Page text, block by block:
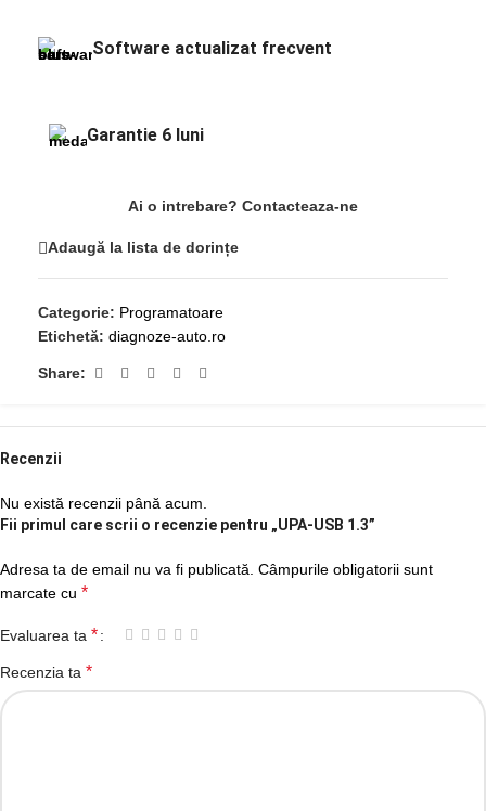
Software actualizat frecvent
Garantie 6 luni
Ai o intrebare? Contacteaza-ne
Adaugă la lista de dorințe
Categorie: Programatoare
Etichetă: diagnoze-auto.ro
Share:
Recenzii
Nu există recenzii până acum.
Fii primul care scrii o recenzie pentru „UPA-USB 1.3”
Adresa ta de email nu va fi publicată. Câmpurile obligatorii sunt
marcate cu *
Evaluarea ta *
Recenzia ta *